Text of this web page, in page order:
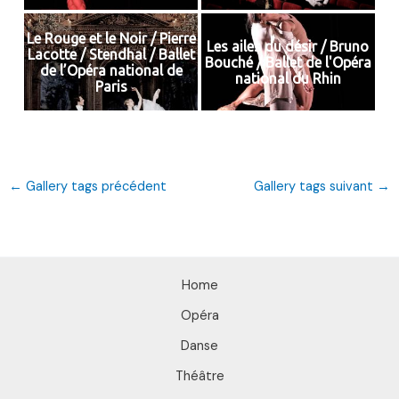
Le Rouge et le Noir / Pierre
Lacotte / Stendhal / Ballet
de l’Opéra national de
Paris
Les ailes du désir / Bruno
Bouché / Ballet de l'Opéra
national du Rhin
← Gallery tags précédent Gallery tags suivant →
Home
Opéra
Danse
Théâtre